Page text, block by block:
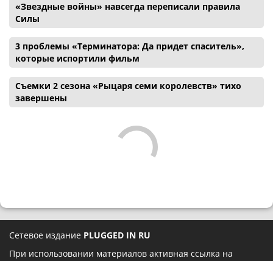
«Звездные войны» навсегда переписали правила
Силы
3 проблемы «Терминатора: Да придет спаситель»,
которые испортили фильм
Съемки 2 сезона «Рыцаря семи королевств» тихо
завершены
Сетевое издание PLUGGED IN RU
При использовании материалов активная ссылка на